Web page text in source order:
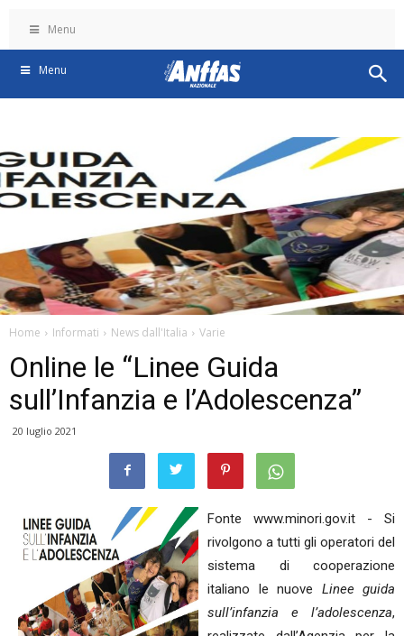
Menu
Menu
Home Informati News dall'Italia Varie
Online le “Linee Guida
sull’Infanzia e l’Adolescenza”
20 luglio 2021
Fonte www.minori.gov.it - Si
rivolgono a tutti gli operatori del
sistema di cooperazione
italiano le nuove Linee guida
sull’infanzia e l’adolescenza,